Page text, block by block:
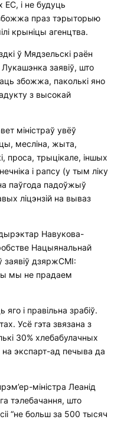
ЕС, і не будуць
праз тэрыторыю
крыніцы агенцтва.
ў Мядзельскі раён
заявіў, што
збожжа, паколькі яно
з высокай
міністраў увёў
месліна, жыта,
проса, трыцікале, іншых
і рапсу (у тым ліку
паўгода падоўжыў
ліцэнзій на вываз
Навукова-
Нацыянальнай
заявіў дзяржСМІ:
мы не прадаем
яго і правільна зрабіў.
Усё гэта звязана з
30% хлебабулачных
экспарт-ад печыва да
міністра Леанід
тэлебачання, што
“не больш за 500 тысяч